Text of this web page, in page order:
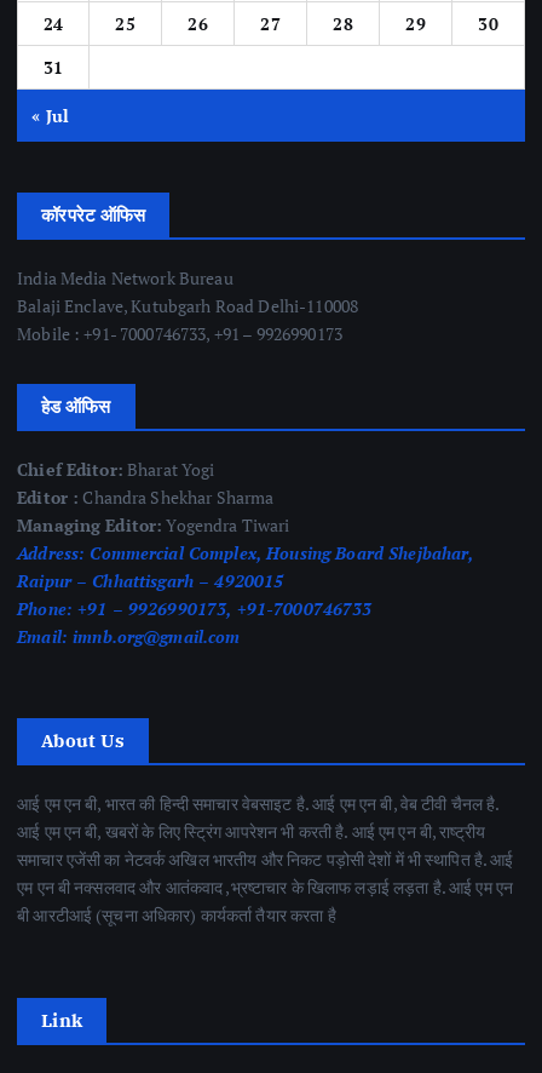
24
25 26 27 28 29
30
31
« Jul
कॉरपरेट ऑफिस
India Media Network Bureau
Balaji Enclave, Kutubgarh Road Delhi-110008
Mobile : +91- 7000746733, +91 – 9926990173
हेड ऑफिस
Chief Editor: Bharat Yogi
Editor : Chandra Shekhar Sharma
Managing Editor: Yogendra Tiwari
Address: Commercial Complex, Housing Board Shejbahar,
Raipur – Chhattisgarh – 4920015
Phone: +91 – 9926990173, +91-7000746733
Email: imnb.org@gmail.com
About Us
आई एम एन बी, भारत की हिन्दी समाचार वेबसाइट है. आई एम एन बी, वेब टीवी चैनल है.
आई एम एन बी, खबरों के लिए स्ट्रिंग आपरेशन भी करती है. आई एम एन बी, राष्ट्रीय
समाचार एजेंसी का नेटवर्क अखिल भारतीय और निकट पड़ोसी देशों में भी स्थापित है. आई
एम एन बी नक्सलवाद और आतंकवाद ,भ्रष्टाचार के खिलाफ लड़ाई लड़ता है. आई एम एन
बी आरटीआई (सूचना अधिकार) कार्यकर्ता तैयार करता है
Link